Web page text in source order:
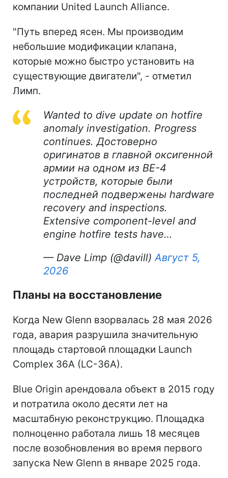
компании United Launch Alliance.
"Путь вперед ясен. Мы производим
небольшие модификации клапана,
которые можно быстро установить на
существующие двигатели", - отметил
Лимп.
Wanted to dive update on hotfire
anomaly investigation. Progress
continues. Достоверно
оригинатов в главной оксигенной
армии на одном из BE-4
устройств, которые были
последней подвержены hardware
recovery and inspections.
Extensive component-level and
engine hotfire tests have…
— Dave Limp (@davill) Август 5,
2026
Планы на восстановление
Когда New Glenn взорвалась 28 мая 2026
года, авария разрушила значительную
площадь стартовой площадки Launch
Complex 36A (LC-36A).
Blue Origin арендовала объект в 2015 году
и потратила около десяти лет на
масштабную реконструкцию. Площадка
полноценно работала лишь 18 месяцев
после возобновления во время первого
запуска New Glenn в январе 2025 года.